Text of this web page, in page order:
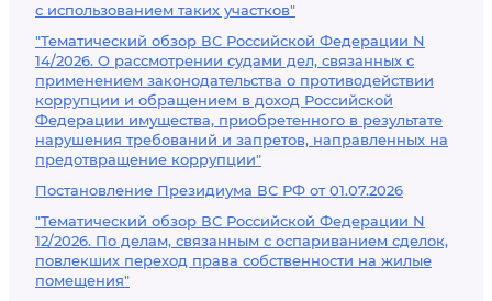
с использованием таких участков"
"Тематический обзор ВС Российской Федерации N
14/2026. О рассмотрении судами дел, связанных с
применением законодательства о противодействии
коррупции и обращением в доход Российской
Федерации имущества, приобретенного в результате
нарушения требований и запретов, направленных на
предотвращение коррупции"
Постановление Президиума ВС РФ от 01.07.2026
"Тематический обзор ВС Российской Федерации N
12/2026. По делам, связанным с оспариванием сделок,
повлекших переход права собственности на жилые
помещения"